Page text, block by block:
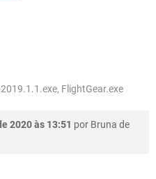
FlightGear.exe
2020 às 13:51 por Bruna de